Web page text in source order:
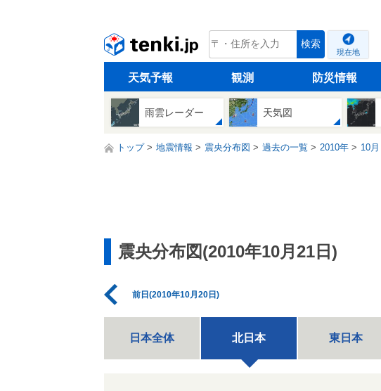
tenki.jp 検索
現在地
天気予報 観測 防災情報
雨雲レーダー 天気図
トップ 地震情報 震央分布図 過去の一覧 2010年 10月
震央分布図(2010年10月21日)
前日(2010年10月20日)
日本全体 北日本 東日本